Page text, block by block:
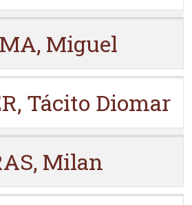
Miguel
Tácito Diomar
Milan